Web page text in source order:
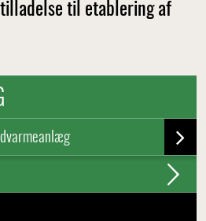
tilladelse til etablering af